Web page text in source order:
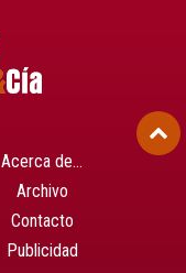
Acerca de…
Archivo
Contacto
Publicidad